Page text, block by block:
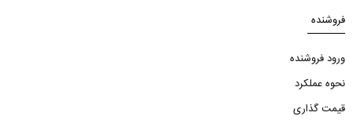
فروشنده
ورود فروشنده
نحوه عملکرد
قیمت گذاری